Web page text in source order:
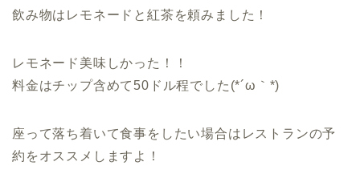
飲み物はレモネードと紅茶を頼みました！
レモネード美味しかった！！
料金はチップ含めて50ドル程でした(*´ω｀*)
座って落ち着いて食事をしたい場合はレストランの予
約をオススメしますよ！